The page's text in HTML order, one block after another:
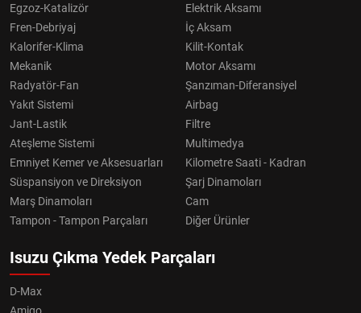
Egzoz-Katalizör
Elektrik Aksamı
Fren-Debriyaj
İç Aksam
Kalorifer-Klima
Kilit-Kontak
Mekanik
Motor Aksamı
Radyatör-Fan
Şanzıman-Diferansiyel
Yakıt Sistemi
Airbag
Jant-Lastik
Filtre
Ateşleme Sistemi
Multimedya
Emniyet Kemer ve Aksesuarları
Kilometre Saati - Kadran
Süspansiyon ve Direksiyon
Şarj Dinamoları
Marş Dinamoları
Cam
Tampon - Tampon Parçaları
Diğer Ürünler
Isuzu Çıkma Yedek Parçaları
D-Max
Amigo